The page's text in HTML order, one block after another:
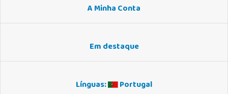
A Minha Conta
Em destaque
Línguas: Portugal